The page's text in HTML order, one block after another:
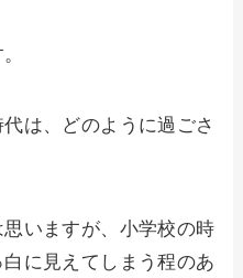
代は、どのように過ごさ
思いますが、小学校の時
に見えてしまう程のあ